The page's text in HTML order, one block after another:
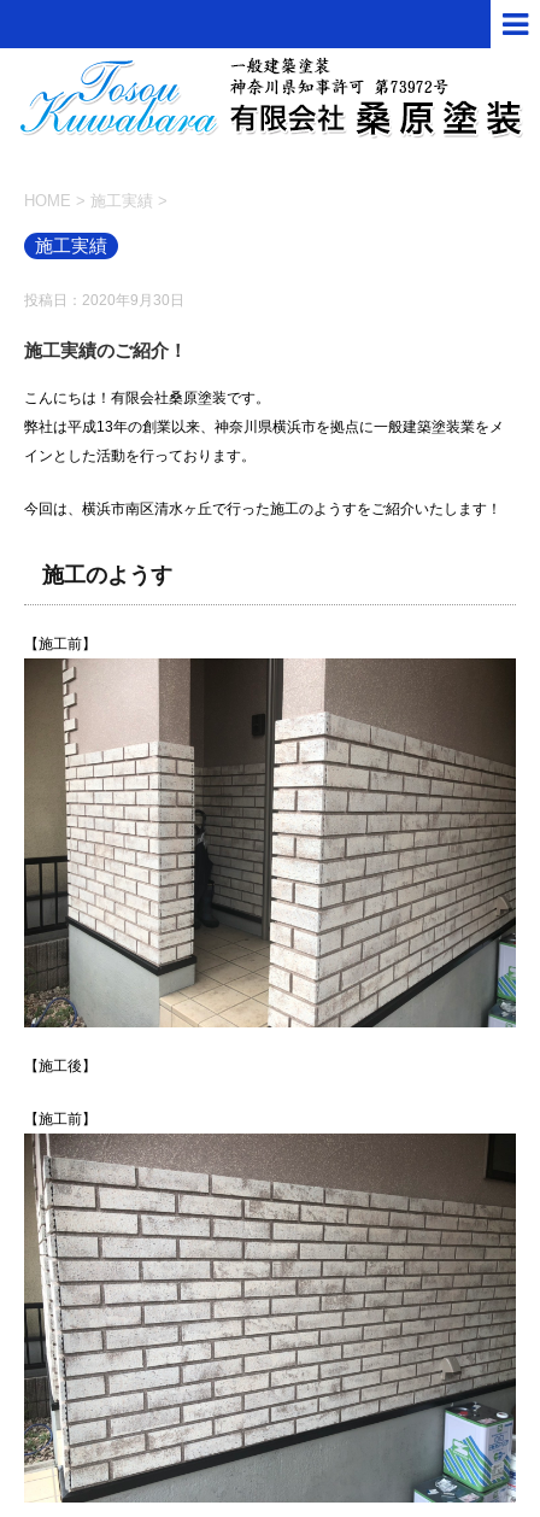
HOME > 施工実績 >
施工実績
投稿日：2020年9月30日
施工実績のご紹介！
こんにちは！有限会社桑原塗装です。
弊社は平成13年の創業以来、神奈川県横浜市を拠点に一般建築塗装業をメ
インとした活動を行っております。
今回は、横浜市南区清水ヶ丘で行った施工のようすをご紹介いたします！
施工のようす
【施工前】
【施工後】
【施工前】